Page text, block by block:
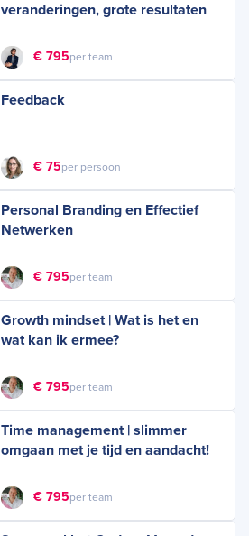
veranderingen, grote resultaten
€ 795per team
Feedback
€ 75per persoon
Personal Branding en Effectief
Netwerken
€ 795per team
Growth mindset | Wat is het en
wat kan ik ermee?
€ 795per team
Time management | slimmer
omgaan met je tijd en aandacht!
€ 795per team